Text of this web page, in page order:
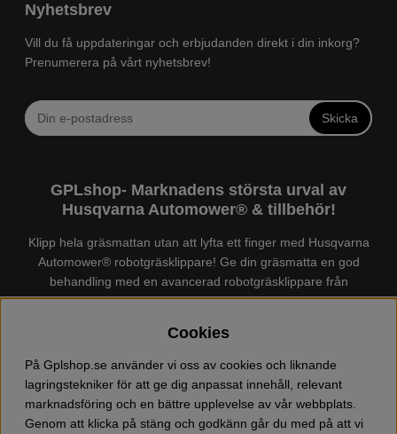
Nyhetsbrev
Vill du få uppdateringar och erbjudanden direkt i din inkorg?
Prenumerera på vårt nyhetsbrev!
Skicka
GPLshop- Marknadens största urval av
Husqvarna Automower® & tillbehör!
Klipp hela gräsmattan utan att lyfta ett finger med Husqvarna
Automower® robotgräsklippare! Ge din gräsmatta en god
behandling med en avancerad robotgräsklippare från
Husqvarna. Det finns enHusqvarna Automower®för just din
marknadens största urval av tillbehör och reservdelar till
Husqvarna Automower® och GARDENA. Vi säljer även
Husqvarna skog och trädgårdsprodukter så som:
motorsågskläder och skor, grästrimmer, röjsåg, häcksax,
jordfräs, lövblås, högtryckstvätt, dammsugare, snöslunga,
Cookies
På Gplshop.se använder vi oss av cookies och liknande
lagringstekniker för att ge dig anpassat innehåll, relevant
marknadsföring och en bättre upplevelse av vår webbplats.
Genom att klicka på stäng och godkänn går du med på att vi